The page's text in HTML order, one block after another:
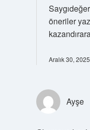
öneriler
Aralık 30, 2025
Ayşe